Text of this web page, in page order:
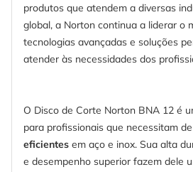
produtos que atendem a diversas
global, a Norton continua a liderar o
tecnologias avançadas e soluções
atender às necessidades dos
O Disco de Corte Norton BNA 12 é
para profissionais que necessitam
eficientes em aço e inox. Sua alta
e desempenho superior fazem dele